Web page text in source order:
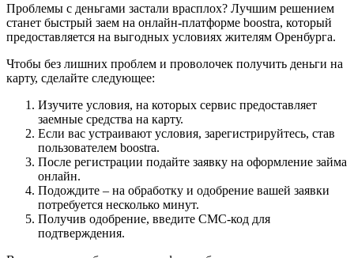
Проблемы с деньгами застали врасплох? Лучшим решением
станет быстрый заем на онлайн-платформе boostra, который
предоставляется на выгодных условиях жителям Оренбурга.
Чтобы без лишних проблем и проволочек получить деньги на
карту, сделайте следующее:
Изучите условия, на которых сервис предоставляет
заемные средства на карту.
Если вас устраивают условия, зарегистрируйтесь, став
пользователем boostra.
После регистрации подайте заявку на оформление займа
онлайн.
Подождите – на обработку и одобрение вашей заявки
потребуется несколько минут.
Получив одобрение, введите СМС-код для
подтверждения.